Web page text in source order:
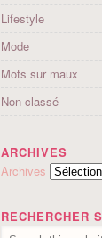
Lifestyle
Mode
Mots sur maux
Non classé
ARCHIVES
Archives
RECHERCHER